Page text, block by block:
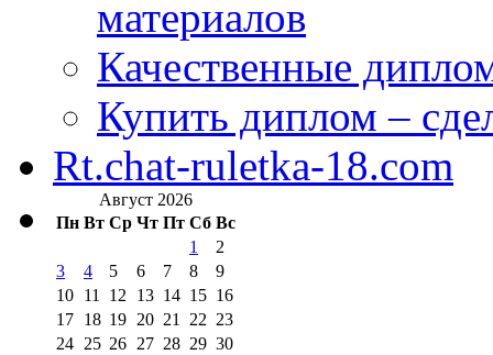
материалов
Качественные
Купить диплом –
Rt.chat-ruletka-18.com
Август 2026
Пн Вт Ср Чт Пт Сб Вс
1
2
3
4 5 6 7 8
9
10 11 12 13 14 15 16
17 18 19 20 21 22 23
24 25 26 27 28 29 30